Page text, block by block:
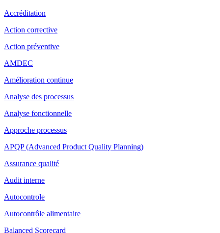
Accréditation
Action corrective
Action préventive
AMDEC
Amélioration continue
Analyse des processus
Analyse fonctionnelle
Approche processus
APQP (Advanced Product Quality Planning)
Assurance qualité
Audit interne
Autocontrole
Autocontrôle alimentaire
Balanced Scorecard